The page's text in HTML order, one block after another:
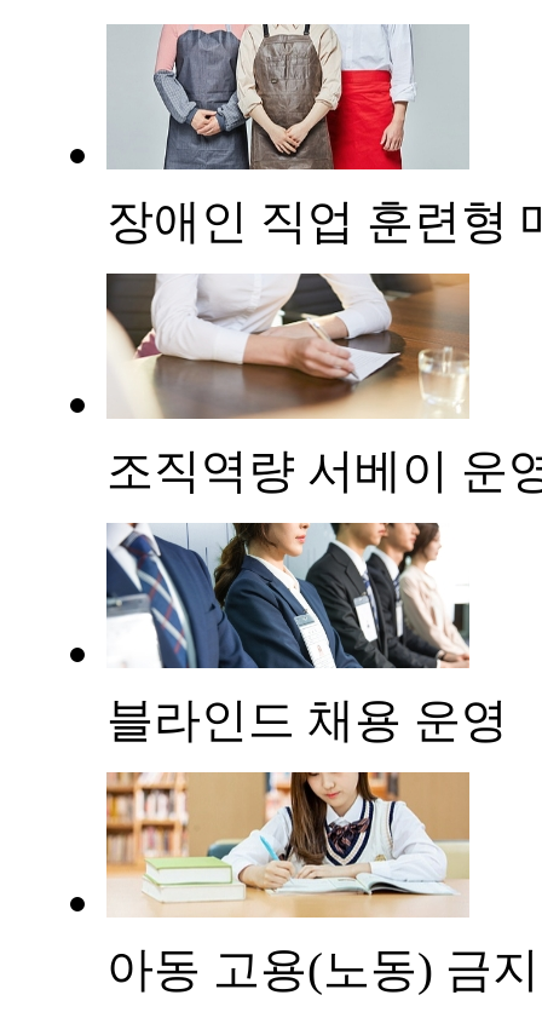
장애인 직업 훈련형
조직역량 서베이 운
블라인드 채용 운영
아동 고용(노동) 금지